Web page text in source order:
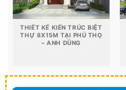
THIẾT KẾ KIẾN TRÚC BIỆT
THỰ 8X15M TẠI PHÚ THỌ
– ANH DŨNG